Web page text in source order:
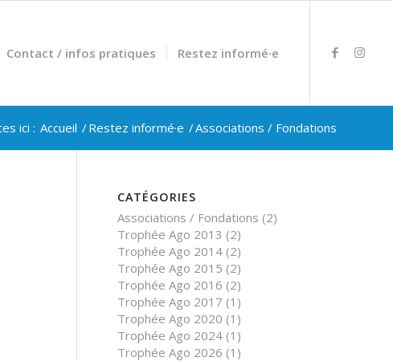
Contact / infos pratiques Restez informé·e
ici : Accueil / Restez informé·e /Associations / Fondations
CATÉGORIES
Associations / Fondations (2)
Trophée Ago 2013 (2)
Trophée Ago 2014 (2)
Trophée Ago 2015 (2)
Trophée Ago 2016 (2)
Trophée Ago 2017 (1)
Trophée Ago 2020 (1)
Trophée Ago 2024 (1)
Trophée Ago 2026 (1)